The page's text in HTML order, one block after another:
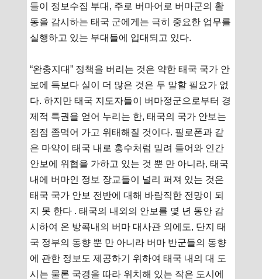
들이 정보수집 부대, 주로 버마어로 버마군의 활
동을 감시하는 태국 군에게는 극히 중요한 업무를
실행하고 있는 부대들에 입대되고 있다.
“완충지대” 정책을 버리는 것은 약한 태국 국가 안
보에 득보다 실이 더 많은 것은 두 말할 필요가 없
다. 하지만 태국 지도자들이 버마정군으로부터 경
제적 특권을 얻어 누리는 한, 태국의 국가 안보는
점점 좀먹어 가고 위태해질 것이다. 필로폰과 같
은 마약이 태국 내로 홍수처럼 밀려 들어와 인간
안보에 위협을 가하고 있는 것 뿐 만 아니라, 태국
내에 버마인 정보 장교들이 널리 퍼져 있는 것은
태국 국가 안보 전반에 대해 바람직한 전망이 되
지 못 한다 . 태국의 내외의 안보를 몇 년 동안 감
시하여 온 방콕내의 버마 대사관 외에도, 단지 태
국 정부의 동향 뿐 만 아니라 버마 반군들의 동향
에 관한 정보도 제공하기 위하여 태국 내의 대 도
시는 물론 국경을 따라 위치해 있는 작은 도시에